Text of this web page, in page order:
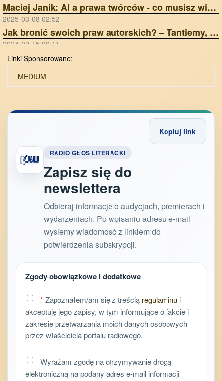
Maciej Janik: AI a prawa twórców - co musisz wiedzieć? Wywiad z prawnikiem | ZAiKS Akademia
2025-03-08 02:52
Jak bronić swoich praw autorskich? – Tantiemy, Licencje, Ai | ZAiKS Akademia
2024-02-15 00:11
Linki Sponsorowane:
MEDIUM
Kopiuj link
RADIO GŁOS LITERACKI
Zapisz się do
newslettera
Odbieraj informacje o audycjach, premierach i
wydarzeniach. Po wpisaniu adresu e-mail
wyślemy wiadomość z linkiem do
potwierdzenia subskrypcji.
Zgody obowiązkowe i dodatkowe
* Zapoznałem/am się z treścią regulaminu i
akceptuję jego zapisy, w tym informujące o fakcie i
zakresie przetwarzania moich danych osobowych
przez właściciela portalu radiowego.
Wyrażam zgodę na otrzymywanie drogą
elektroniczną na podany adres e-mail informacji